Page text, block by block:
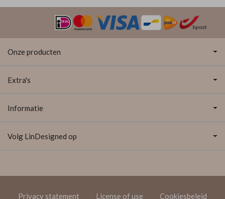
Onze producten
Extra's
Informatie
Volg LinDesigned op
Privacy statement License of use Cookiesbeleid